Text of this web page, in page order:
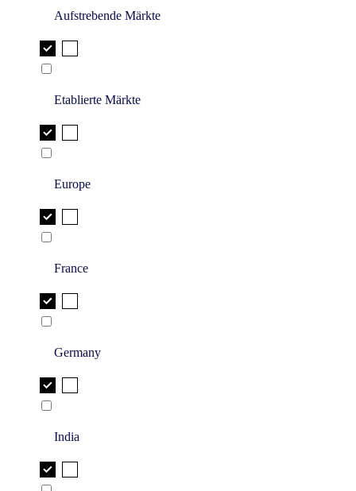
Aufstrebende Märkte
Etablierte Märkte
Europe
France
Germany
India